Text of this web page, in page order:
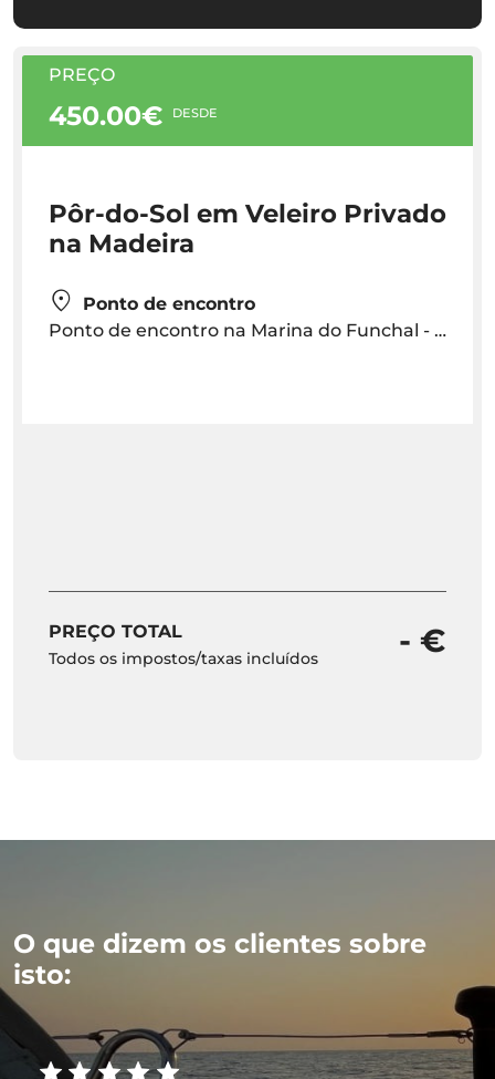
PREÇO
450.00€ DESDE
Pôr-do-Sol em Veleiro Privado
na Madeira
Ponto de encontro
Ponto de encontro na Marina do Funchal - Veleiro Sea la Vie
PREÇO TOTAL
Todos os impostos/taxas incluídos - €
O que dizem os clientes sobre
isto: